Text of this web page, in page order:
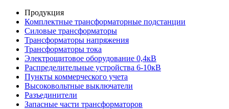
Продукция
Комплектные трансформаторные подстанции
Силовые трансформаторы
Трансформаторы напряжения
Трансформаторы тока
Электрощитовое оборудование 0,4кВ
Распределительные устройства 6-10кВ
Пункты коммерческого учета
Высоковольтные выключатели
Разъединители
Запасные части трансформаторов